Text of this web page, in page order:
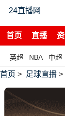
24直播网
首页 直播
英超 NBA 中超
首页 > 足球直播 >